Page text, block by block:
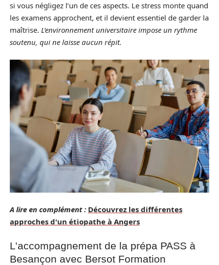
si vous négligez l’un de ces aspects. Le stress monte quand
les examens approchent, et il devient essentiel de garder la
maîtrise. L’environnement universitaire impose un rythme
soutenu, qui ne laisse aucun répit.
A lire en complément : Découvrez les différentes
approches d'un étiopathe à Angers
L’accompagnement de la prépa PASS à
Besançon avec Bersot Formation